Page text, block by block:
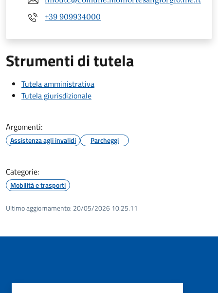
+39 909934000
Strumenti di tutela
Tutela amministrativa
Tutela giurisdizionale
Argomenti:
Assistenza agli invalidi Parcheggi
Categorie:
Mobilità e trasporti
Ultimo aggiornamento: 20/05/2026 10:25.11